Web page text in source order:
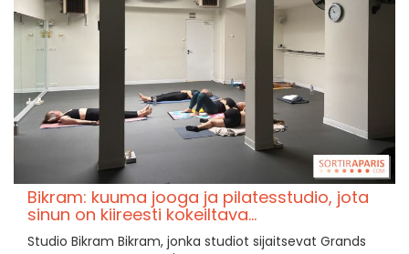
Bikram: kuuma jooga ja pilatesstudio, jota
sinun on kiireesti kokeiltava...
Studio Bikram Bikram, jonka studiot sijaitsevat Grands